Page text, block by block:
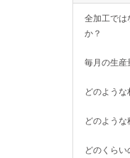
全加工では
か？
毎月の生産
どのような
どのような
どのくらい